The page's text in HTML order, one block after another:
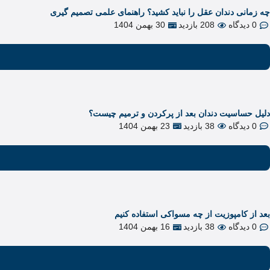
چه زمانی دندان عقل را نباید کشید؟ راهنمای علمی تصمیم گیری
0 دیدگاه
208 بازدید 30 بهمن 1404
دلیل حساسیت دندان بعد از پرکردن و ترمیم چیست؟
0 دیدگاه
38 بازدید 23 بهمن 1404
بعد از کامپوزیت از چه مسواکی استفاده کنیم
0 دیدگاه
38 بازدید 16 بهمن 1404